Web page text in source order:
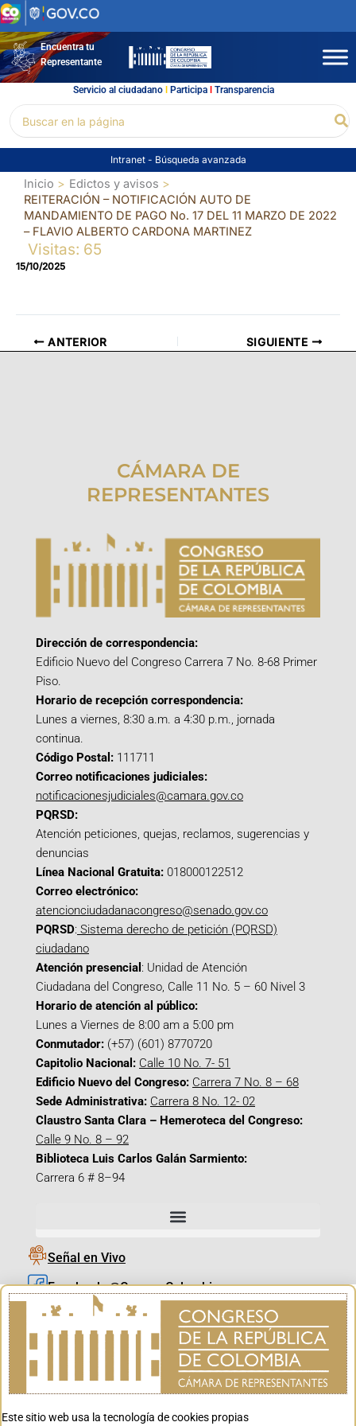
Ir
al
contenidoEncuentra tu
Representante
Servicio al ciudadano l Participal Transparencia
por:
Intranet - Búsqueda avanzada
Inicio
Edictos y avisos
REITERACIÓN – NOTIFICACIÓN AUTO DE
MANDAMIENTO DE PAGO No. 17 DEL 11 MARZO DE 2022
– FLAVIO ALBERTO CARDONA MARTINEZ
Visitas: 65
15/10/2025
ANTERIOR SIGUIENTE
CÁMARA DE
REPRESENTANTES
Dirección de correspondencia:
Edificio Nuevo del Congreso Carrera 7 No. 8-68 Primer
Piso.
Horario de recepción correspondencia:
Lunes a viernes, 8:30 a.m. a 4:30 p.m., jornada
continua.
Código Postal: 111711
Correo notificaciones judiciales:
notificacionesjudiciales@camara.gov.co
PQRSD:
Atención peticiones, quejas, reclamos, sugerencias y
denuncias
Línea Nacional Gratuita: 018000122512
Correo electrónico:
atencionciudadanacongreso@senado.gov.co
PQRSD: Sistema derecho de petición (PQRSD)
ciudadano
Atención presencial : Unidad de Atención
Ciudadana del Congreso, Calle 11 No. 5 – 60 Nivel 3
Horario de atención al público:
Lunes a Viernes de 8:00 am a 5:00 pm
Conmutador: (+57) (601) 8770720
Capitolio Nacional: Calle 10 No. 7- 51
Edificio Nuevo del Congreso: Carrera 7 No. 8 – 68
Sede Administrativa: Carrera 8 No. 12- 02
Claustro Santa Clara – Hemeroteca del Congreso:
Calle 9 No. 8 – 92
Biblioteca Luis Carlos Galán Sarmiento:
Carrera 6 # 8–94
Señal en Vivo
Facebook_@CamaraColombia
Instagram_@CamaraColombia
X_@CamaraColombia
Youtube_@CamaraColombia
Este sitio web usa la tecnología de cookies propias